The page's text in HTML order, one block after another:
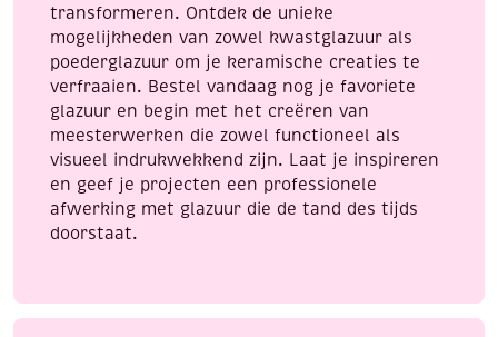
transformeren. Ontdek de unieke
mogelijkheden van zowel kwastglazuur als
poederglazuur om je keramische creaties te
verfraaien. Bestel vandaag nog je favoriete
glazuur en begin met het creëren van
meesterwerken die zowel functioneel als
visueel indrukwekkend zijn. Laat je inspireren
en geef je projecten een professionele
afwerking met glazuur die de tand des tijds
doorstaat.